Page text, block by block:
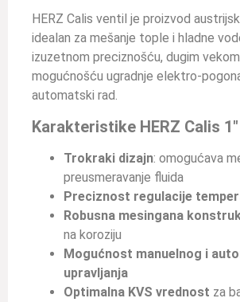
HERZ Calis ventil je proizvod
idealan za mešanje tople i hladne
izuzetnom preciznošću, dugim
mogućnošću ugradnje elektro-
automatski rad.
Karakteristike HERZ Calis
Trokraki dizajn: omogućava
preusmeravanje fluida
Preciznost regulacije
Robusna mesingana
na koroziju
Mogućnost manuelnog i
upravljanja
Optimalna KVS vrednost za